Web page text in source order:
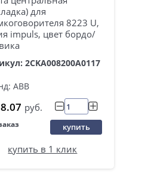
для
8223 U,
impuls, цвет бордо/
2CKA008200A0117
ABB
руб.
купить
купить в 1 клик